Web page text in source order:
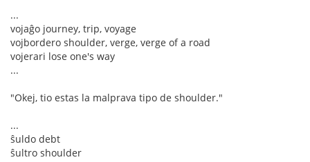
...
vojaĝo journey, trip, voyage
vojbordero shoulder, verge, verge of a road
vojerari lose one's way
...
"Okej, tio estas la malprava tipo de shoulder."
...
ŝuldo debt
ŝultro shoulder